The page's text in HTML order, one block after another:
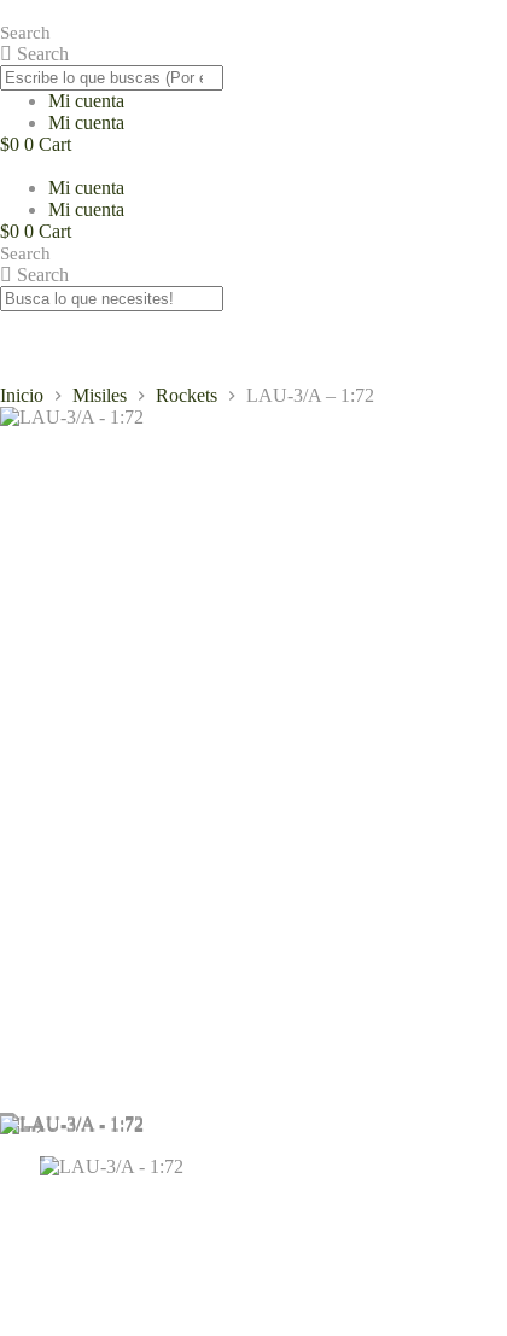
al
contenido
Search
Search
Mi cuenta
Mi cuenta
$0 0 Cart
Mi cuenta
Mi cuenta
$0 0 Cart
Search
Search
Inicio Misiles Rockets
LAU-3/A – 1:72